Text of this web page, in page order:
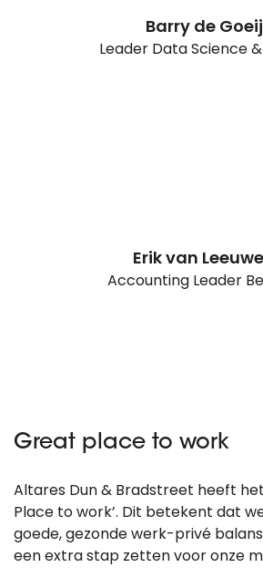
Barry de Goeij
Leader Data Science
Erik van
Accounting Leader
Great place to work
Altares Dun & Bradstreet heeft
Place to work’. Dit betekent dat
goede, gezonde werk-privé
een extra stap zetten voor onze